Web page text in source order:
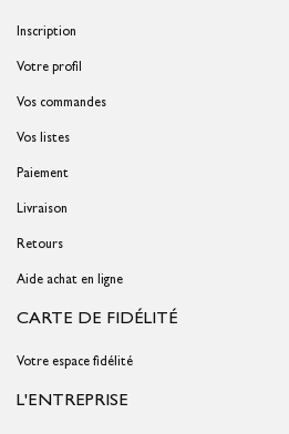
Inscription
Votre profil
Vos commandes
Vos listes
Paiement
Livraison
Retours
Aide achat en ligne
CARTE DE FIDÉLITÉ
Votre espace fidélité
L'ENTREPRISE